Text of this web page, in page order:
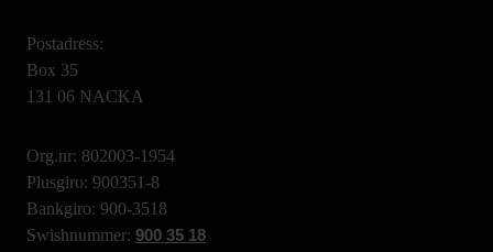
Postadress:
Box 35
131 06 NACKA
Org.nr: 802003-1954
Plusgiro: 900351-8
Bankgiro: 900-3518
Swishnummer: 900 35 18